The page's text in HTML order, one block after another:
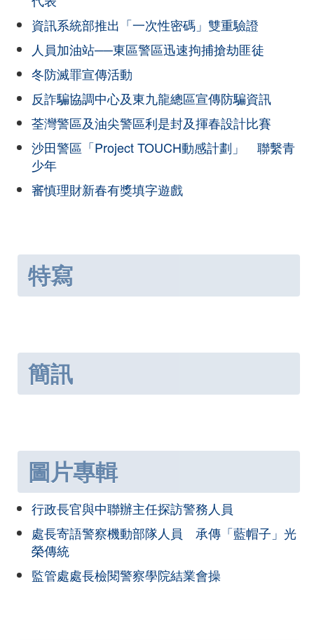
資訊系統部推出「一次性密碼」雙重驗證
人員加油站──東區警區迅速拘捕搶劫匪徒
冬防滅罪宣傳活動
反詐騙協調中心及東九龍總區宣傳防騙資訊
荃灣警區及油尖警區利是封及揮春設計比賽
沙田警區「Project TOUCH動感計劃」 聯繫青
少年
審慎理財新春有獎填字遊戲
特寫
簡訊
圖片專輯
行政長官與中聯辦主任探訪警務人員
處長寄語警察機動部隊人員 承傳「藍帽子」光
榮傳統
監管處處長檢閱警察學院結業會操